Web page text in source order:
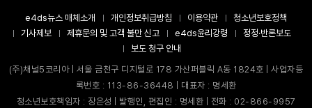
e4ds뉴스 매체소개 개인정보취급방침 이용약관
청소년보호정책
기사제보
제휴문의 및 고객 불만 신고 e4ds윤리강령
정정·반론보도
보도 청구 안내
(주)채널5코리아 | 서울 금천구 디지털로 178 가산퍼블릭 A동 1824호 | 사업자등
록번호 : 113-86-36448 | 대표자 : 명세환
청소년보호책임자 : 장은성 | 발행인, 편집인 : 명세환 | 전화 : 02-866-9957